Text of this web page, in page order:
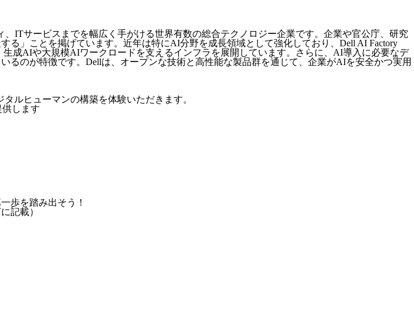
ITサービスまでを幅広く手がける世界有数の総合テクノロジー企業です。企業や官公庁、研究
」ことを掲げています。近年は特にAI分野を成長領域として強化しており、Dell AI Factory
生成AIや大規模AIワークロードを支えるインフラを展開しています。さらに、AI導入に必要なデ
のが特徴です。Dellは、オープンな技術と高性能な製品群を通じて、企業がAIを安全かつ実用
ルヒューマンの構築を体験いただきます。
します
歩を踏み出そう！
記載）